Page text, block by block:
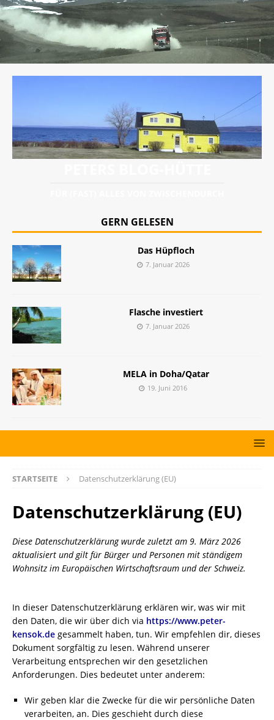
GERN GELESEN
Das Hüpfloch
7. Januar 2026
Flasche investiert
7. Januar 2026
MELA in Doha/Qatar
19. Juni 2016
STARTSEITE Datenschutzerklärung (EU)
Datenschutzerklärung (EU)
Diese Datenschutzerklärung wurde zuletzt am 9. März 2026
aktualisiert und gilt für Bürger und Personen mit ständigem
Wohnsitz im Europäischen Wirtschaftsraum und der Schweiz.
In dieser Datenschutzerklärung erklären wir, was wir mit
den Daten, die wir über dich via https://www.peter-
kensok.de gesammelt haben, tun. Wir empfehlen dir, dieses
Dokument sorgfältig zu lesen. Während unserer
Verarbeitung entsprechen wir den gesetzlichen
Anforderungen. Dies bedeutet unter anderem:
Wir geben klar die Zwecke für die wir persönliche Daten
verarbeiten, an. Dies geschieht durch diese